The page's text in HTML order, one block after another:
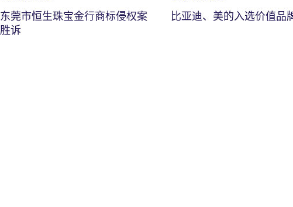
东莞市恒生珠宝金行商标侵权案
胜诉
比亚迪、美的入选价值品